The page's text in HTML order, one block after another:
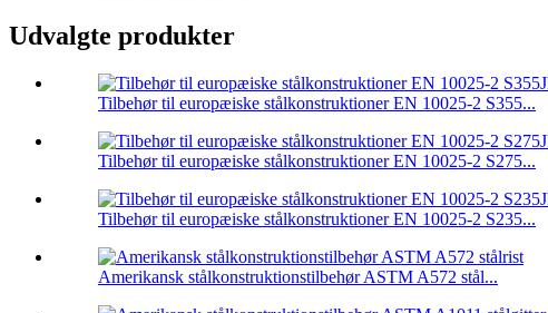
Udvalgte produkter
Tilbehør til europæiske stålkonstruktioner EN 10025-2 S355...
Tilbehør til europæiske stålkonstruktioner EN 10025-2 S275...
Tilbehør til europæiske stålkonstruktioner EN 10025-2 S235...
Amerikansk stålkonstruktionstilbehør ASTM A572 stål...